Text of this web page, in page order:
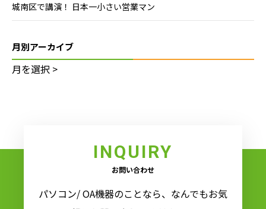
城南区で講演！ 日本一小さい営業マン
月別アーカイブ
INQUIRY
お問い合わせ
パソコン/ OA機器のことなら、なんでもお気